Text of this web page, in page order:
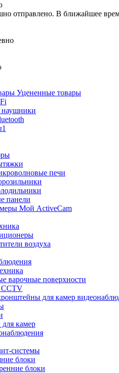
отправлено. В ближайшее
Уцененные товары
наушники
печи
панели
Мой ActiveCam
воздуха
варочные поверхности
для камер
камер
системы
блоки
блоки